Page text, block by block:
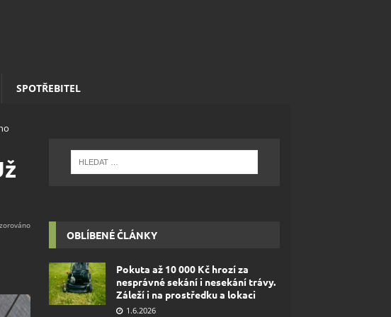
SPOTŘEBITEL
OBLÍBENÉ ČLÁNKY
Pokuta až 10 000 Kč hrozí za
nesprávné sekání i nesekání trávy.
Záleží i na prostředku a lokaci
1.6.2026